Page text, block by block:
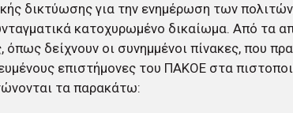
δικτύωσης για την ενημέρωση των
κατοχυρωμένο δικαίωμα. Από τα
όπως δείχνουν οι συνημμένοι πίνακες, που
επιστήμονες του ΠΑΚΟΕ στα
τα παρακάτω: